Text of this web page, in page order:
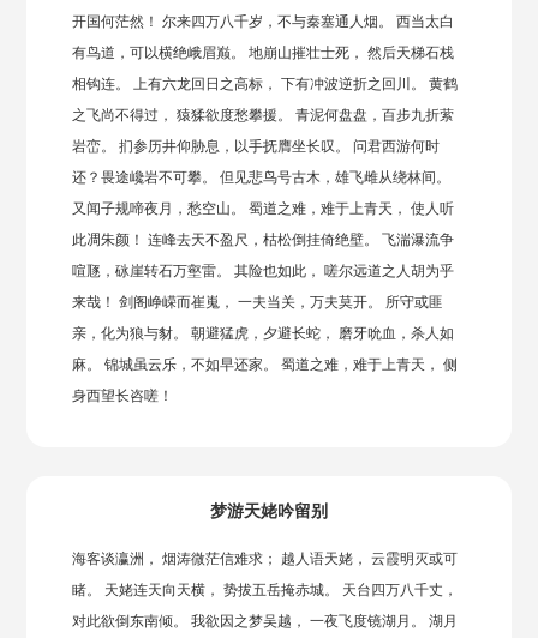
开国何茫然！ 尔来四万八千岁，不与秦塞通人烟。 西当太白
有鸟道，可以横绝峨眉巅。 地崩山摧壮士死， 然后天梯石栈
相钩连。 上有六龙回日之高标， 下有冲波逆折之回川。 黄鹤
之飞尚不得过， 猿猱欲度愁攀援。 青泥何盘盘，百步九折萦
岩峦。 扪参历井仰胁息，以手抚膺坐长叹。 问君西游何时
还？畏途巉岩不可攀。 但见悲鸟号古木，雄飞雌从绕林间。
又闻子规啼夜月，愁空山。 蜀道之难，难于上青天， 使人听
此凋朱颜！ 连峰去天不盈尺，枯松倒挂倚绝壁。 飞湍瀑流争
喧豗，砯崖转石万壑雷。 其险也如此， 嗟尔远道之人胡为乎
来哉！ 剑阁峥嵘而崔嵬， 一夫当关，万夫莫开。 所守或匪
亲，化为狼与豺。 朝避猛虎，夕避长蛇， 磨牙吮血，杀人如
麻。 锦城虽云乐，不如早还家。 蜀道之难，难于上青天， 侧
身西望长咨嗟！
梦游天姥吟留别
海客谈瀛洲， 烟涛微茫信难求； 越人语天姥， 云霞明灭或可
睹。 天姥连天向天横， 势拔五岳掩赤城。 天台四万八千丈，
对此欲倒东南倾。 我欲因之梦吴越， 一夜飞度镜湖月。 湖月